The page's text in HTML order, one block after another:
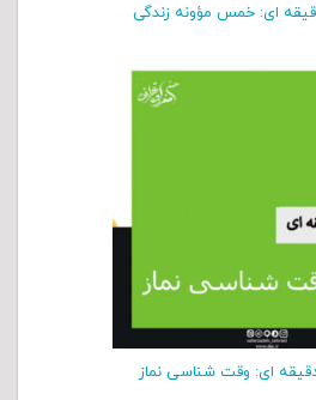
ای: خمس مؤونه زندگی
ای: وقت شناسی نماز